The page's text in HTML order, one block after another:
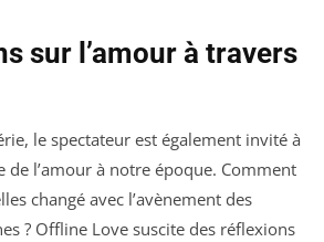
sur l’amour à travers
le spectateur est également invité à
de l’amour à notre époque. Comment
changé avec l’avènement des
? Offline Love suscite des réflexions